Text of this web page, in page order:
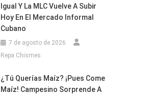
Igual Y La MLC Vuelve A Subir
Hoy En El Mercado Informal
Cubano
7 de agosto de 2026
Repa Chismes
¿Tú Querías Maíz? ¡Pues Come
Maíz! Campesino Sorprende A